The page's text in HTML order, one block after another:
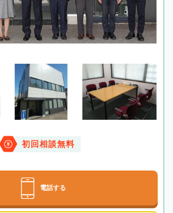
初回相談無料
電話する